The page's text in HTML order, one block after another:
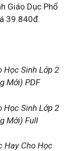
Giáo Dục Phổ
39.840đ.
Học Sinh Lớp 2
Mới) PDF
Học Sinh Lớp 2
Mới) Full
Hay Cho Học